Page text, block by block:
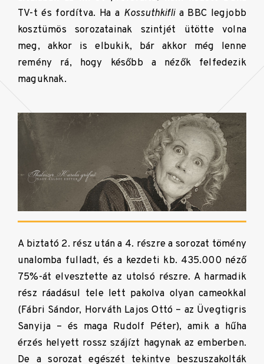
TV-t és fordítva. Ha a Kossuthkiflia BBC legjobb
kosztümös sorozatainak szintjét ütötte volna
meg, akkor is elbukik, bár akkor még lenne
remény rá, hogy később a nézők felfedezik
maguknak.
A biztató 2. rész után a 4. részre a sorozat tömény
unalomba fulladt, és a kezdeti kb. 435.000 néző
75%-át elvesztette az utolsó részre. A harmadik
rész ráadásul tele lett pakolva olyan cameokkal
(Fábri Sándor, Horváth Lajos Ottó – az Üvegtigris
Sanyija – és maga Rudolf Péter), amik a hűha
érzés helyett rossz szájízt hagynak az emberben.
De a sorozat egészét tekintve beszuszakolták